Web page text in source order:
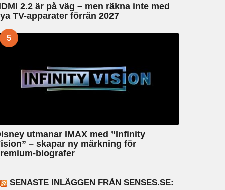
2.2 är på väg – men räkna inte med
TV-apparater förrän 2027
5
utmanar IMAX med ”Infinity
– skapar ny märkning för
biografer
SENASTE INLÄGGEN FRÅN SENSES.SE: